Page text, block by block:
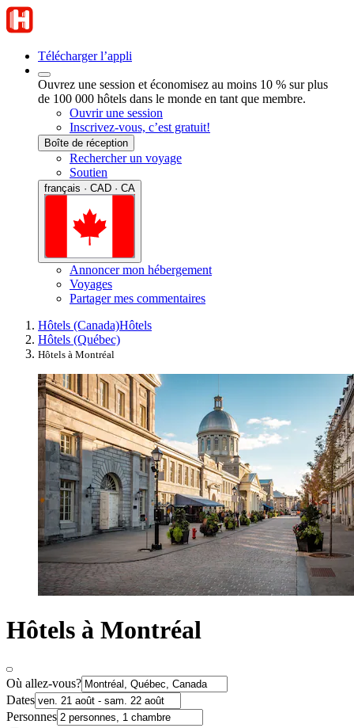
Télécharger l’appli
Ouvrez une session et économisez au moins 10 % sur plus
de 100 000 hôtels dans le monde en tant que membre.
Ouvrir une session
Inscrivez-vous, c’est gratuit!
Boîte de réception
Rechercher un voyage
Soutien
français · CAD · CA
Annoncer mon hébergement
Voyages
Partager mes commentaires
Hôtels (Canada)Hôtels
Hôtels (Québec)
Hôtels à Montréal
Hôtels à Montréal
Où allez-vous?
Dates
Personnes